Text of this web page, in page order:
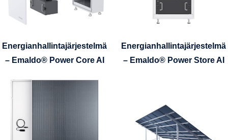
Energianhallintajärjestelmä
– Emaldo® Power Core AI
Energianhallintajärjestelmä
– Emaldo® Power Store AI